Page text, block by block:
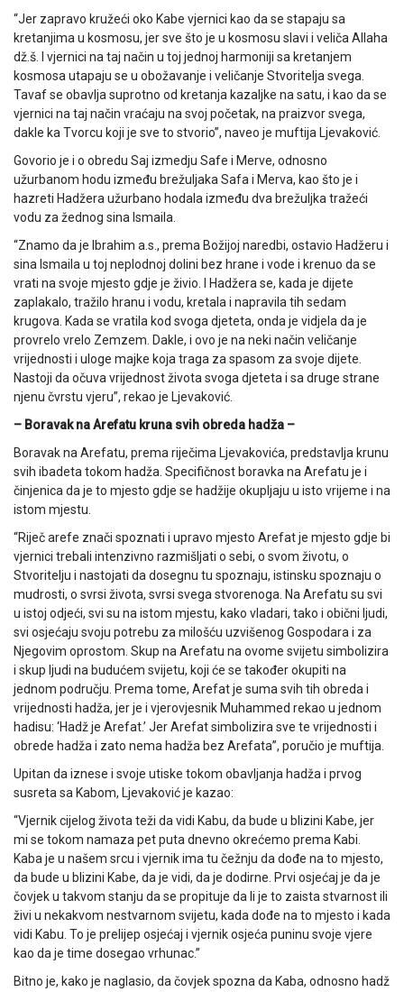
“Jer zapravo kružeći oko Kabe vjernici kao da se stapaju sa
kretanjima u kosmosu, jer sve što je u kosmosu slavi i veliča Allaha
dž.š. I vjernici na taj način u toj jednoj harmoniji sa kretanjem
kosmosa utapaju se u obožavanje i veličanje Stvoritelja svega.
Tavaf se obavlja suprotno od kretanja kazaljke na satu, i kao da se
vjernici na taj način vraćaju na svoj početak, na praizvor svega,
dakle ka Tvorcu koji je sve to stvorio”, naveo je muftija Ljevaković.
Govorio je i o obredu Saj izmedju Safe i Merve, odnosno
užurbanom hodu između brežuljaka Safa i Merva, kao što je i
hazreti Hadžera užurbano hodala između dva brežuljka tražeći
vodu za žednog sina Ismaila.
“Znamo da je Ibrahim a.s., prema Božijoj naredbi, ostavio Hadžeru i
sina Ismaila u toj neplodnoj dolini bez hrane i vode i krenuo da se
vrati na svoje mjesto gdje je živio. I Hadžera se, kada je dijete
zaplakalo, tražilo hranu i vodu, kretala i napravila tih sedam
krugova. Kada se vratila kod svoga djeteta, onda je vidjela da je
provrelo vrelo Zemzem. Dakle, i ovo je na neki način veličanje
vrijednosti i uloge majke koja traga za spasom za svoje dijete.
Nastoji da očuva vrijednost života svoga djeteta i sa druge strane
njenu čvrstu vjeru”, rekao je Ljevaković.
– Boravak na Arefatu kruna svih obreda hadža –
Boravak na Arefatu, prema riječima Ljevakovića, predstavlja krunu
svih ibadeta tokom hadža. Specifičnost boravka na Arefatu je i
činjenica da je to mjesto gdje se hadžije okupljaju u isto vrijeme i na
istom mjestu.
“Riječ arefe znači spoznati i upravo mjesto Arefat je mjesto gdje bi
vjernici trebali intenzivno razmišljati o sebi, o svom životu, o
Stvoritelju i nastojati da dosegnu tu spoznaju, istinsku spoznaju o
mudrosti, o svrsi života, svrsi svega stvorenoga. Na Arefatu su svi
u istoj odjeći, svi su na istom mjestu, kako vladari, tako i obični ljudi,
svi osjećaju svoju potrebu za milošću uzvišenog Gospodara i za
Njegovim oprostom. Skup na Arefatu na ovome svijetu simbolizira
i skup ljudi na budućem svijetu, koji će se također okupiti na
jednom području. Prema tome, Arefat je suma svih tih obreda i
vrijednosti hadža, jer je i vjerovjesnik Muhammed rekao u jednom
hadisu: ‘Hadž je Arefat.’ Jer Arefat simbolizira sve te vrijednosti i
obrede hadža i zato nema hadža bez Arefata”, poručio je muftija.
Upitan da iznese i svoje utiske tokom obavljanja hadža i prvog
susreta sa Kabom, Ljevaković je kazao:
“Vjernik cijelog života teži da vidi Kabu, da bude u blizini Kabe, jer
mi se tokom namaza pet puta dnevno okrećemo prema Kabi.
Kaba je u našem srcu i vjernik ima tu čežnju da dođe na to mjesto,
da bude u blizini Kabe, da je vidi, da je dodirne. Prvi osjećaj je da je
čovjek u takvom stanju da se propituje da li je to zaista stvarnost ili
živi u nekakvom nestvarnom svijetu, kada dođe na to mjesto i kada
vidi Kabu. To je prelijep osjećaj i vjernik osjeća puninu svoje vjere
kao da je time dosegao vrhunac.”
Bitno je, kako je naglasio, da čovjek spozna da Kaba, odnosno hadž